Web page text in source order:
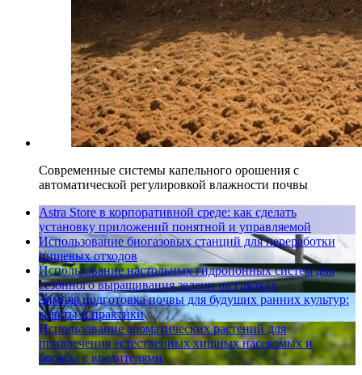
Современные системы капельного орошения с
автоматической регулировкой влажности почвы
Astra Store в корпоративной среде: как сделать
установку приложений понятной и управляемой
Использование биогазовых станций для переработки
пищевых отходов
Использование настольных гидропонных систем для
сезонного выращивания зелени на грядках
Зимняя подготовка почвы для будущих ранних культур:
советы и практики
Использование ароматических растений для
привлечения естественных хищных насекомых и
борьбы с вредителями